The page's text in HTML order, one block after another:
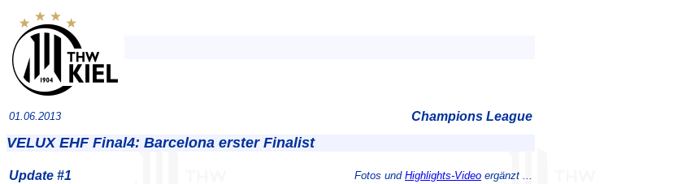
01.06.2013 Champions League
VELUX EHF Final4: Barcelona erster Finalist
Update #1 Fotos und Highlights-Video ergänzt ...